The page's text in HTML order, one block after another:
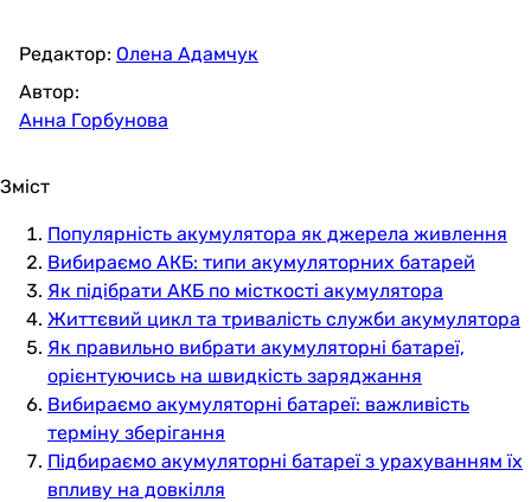
Редактор: Олена Адамчук
Автор:
Анна Горбунова
Зміст
Популярність акумулятора як джерела живлення
Вибираємо АКБ: типи акумуляторних батарей
Як підібрати АКБ по місткості акумулятора
Життєвий цикл та тривалість служби акумулятора
Як правильно вибрати акумуляторні батареї,
орієнтуючись на швидкість заряджання
Вибираємо акумуляторні батареї: важливість
терміну зберігання
Підбираємо акумуляторні батареї з урахуванням їх
впливу на довкілля